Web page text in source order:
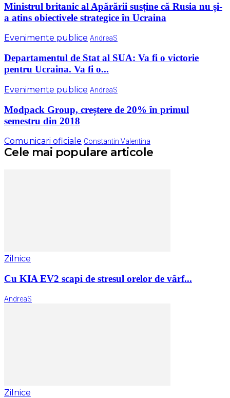
Ministrul britanic al Apărării susține că Rusia nu și-
a atins obiectivele strategice în Ucraina
Evenimente publice AndreaS
Departamentul de Stat al SUA: Va fi o victorie
pentru Ucraina. Va fi o...
Evenimente publice AndreaS
Modpack Group, creștere de 20% în primul
semestru din 2018
Comunicari oficiale Constantin Valentina
Cele mai populare articole
Zilnice
Cu KIA EV2 scapi de stresul orelor de vârf...
AndreaS
Zilnice